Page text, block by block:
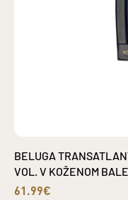
BELUGA
VOL. V KOŽENOM
61.99€